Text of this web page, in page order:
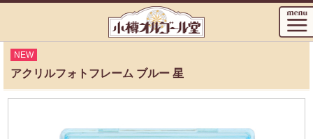
NEW
アクリルフォトフレーム ブルー 星